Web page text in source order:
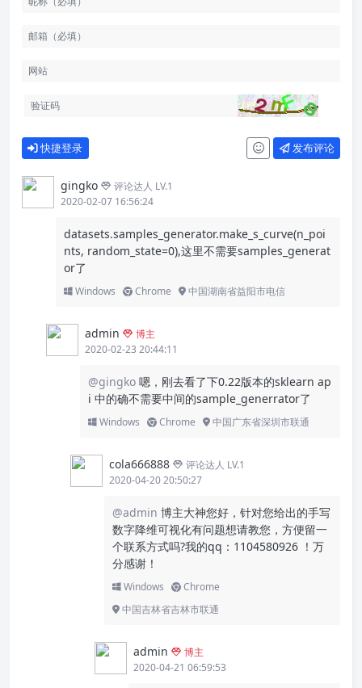
快捷登录 发布评论
gingko
评论达人 LV.1
2020-02-07 16:56:24
datasets.samples_generator.make_s_curve(n_poi
nts, random_state=0),这里不需要samples_generat
or了
Windows Chrome 中国湖南省益阳市电信
admin
博主
2020-02-23 20:44:11
@gingko 嗯，刚去看了下0.22版本的sklearn ap
i 中的确不需要中间的sample_generrator了
Windows Chrome 中国广东省深圳市联通
cola666888
评论达人 LV.1
2020-04-20 20:50:27
@admin 博主大神您好，针对您给出的手写
数字降维可视化有问题想请教您，方便留一
个联系方式吗?我的qq：1104580926 ！万
分感谢！
Windows
Chrome
中国吉林省吉林市联通
admin
博主
2020-04-21 06:59:53